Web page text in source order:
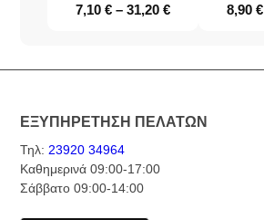
7,10€ – 31,20€ 8,90 €
ΕΞΥΠΗΡΕΤΗΣΗ ΠΕΛΑΤΩΝ
Τηλ: 23920 34964
Καθημερινά 09:00-17:00
Σάββατο 09:00-14:00